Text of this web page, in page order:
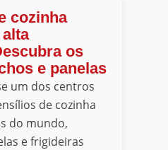
cozinha
os
e panelas
um dos centros
de cozinha
do mundo,
e frigideiras